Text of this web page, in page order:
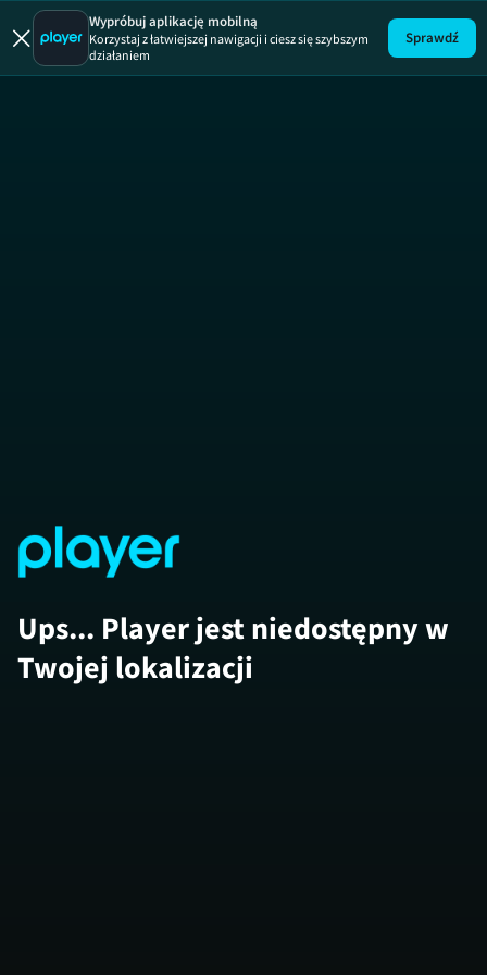
Kartoteka
Wypróbuj aplikację mobilną
Korzystaj z łatwiejszej nawigacji i ciesz się szybszym
działaniem
Sprawdź
Ups... Player jest niedostępny w
Twojej lokalizacji